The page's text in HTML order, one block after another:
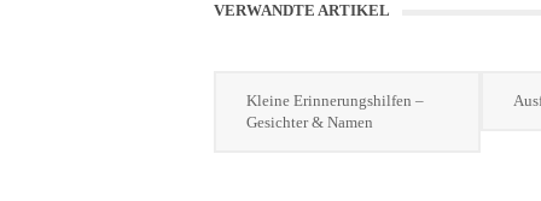
VERWANDTE ARTIKEL
Kleine Erinnerungshilfen –
Gesichter & Namen